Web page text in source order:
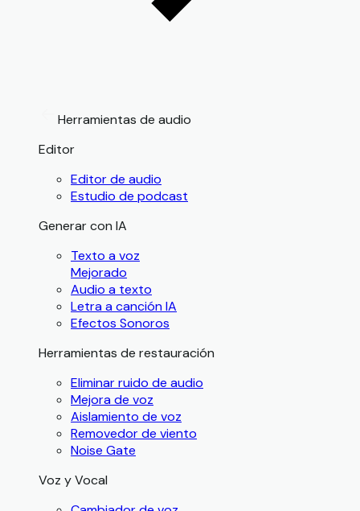
Herramientas de audio
Editor
Editor de audio
Estudio de podcast
Generar con IA
Texto a voz
Mejorado
Audio a texto
Letra a canción IA
Efectos Sonoros
Herramientas de restauración
Eliminar ruido de audio
Mejora de voz
Aislamiento de voz
Removedor de viento
Noise Gate
Voz y Vocal